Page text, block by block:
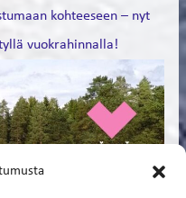
kohteeseen – nyt
vuokrahinnalla!